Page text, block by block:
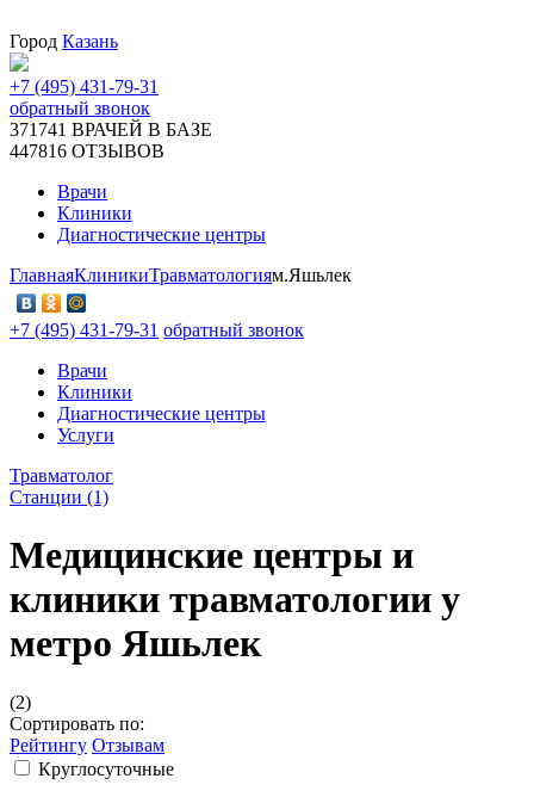
Город Казань
+7 (495) 431-79-31
обратный звонок
371741 ВРАЧЕЙ В БАЗЕ
447816 ОТЗЫВОВ
Врачи
Клиники
Диагностические центры
ГлавнаяКлиникиТравматологиям.Яшьлек
+7 (495) 431-79-31 обратный звонок
Врачи
Клиники
Диагностические центры
Услуги
Травматолог
Станции (1)
Медицинские центры и
клиники травматологии у
метро Яшьлек
(2)
Сортировать по:
Рейтингу Отзывам
Круглосуточные